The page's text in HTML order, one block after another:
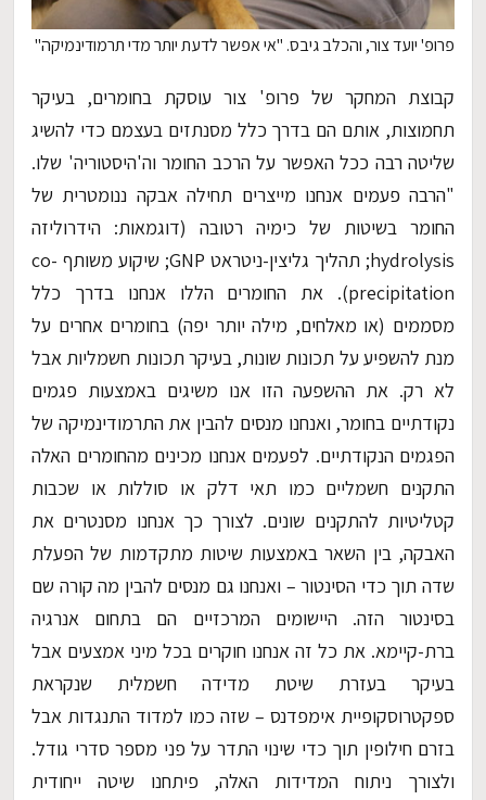
פרופ' יועד צור, והכלב גיבס. "אי אפשר לדעת יותר מדי תרמודינמיקה"
קבוצת המחקר של פרופ' צור עוסקת בחומרים, בעיקר
תחמוצות, אותם הם בדרך כלל מסנתזים בעצמם כדי להשיג
שליטה רבה ככל האפשר על הרכב החומר וה'היסטוריה' שלו.
"הרבה פעמים אנחנו מייצרים תחילה אבקה ננומטרית של
החומר בשיטות של כימיה רטובה (דוגמאות: הידרוליזה
hydrolysis; תהליך גליצין-ניטראט GNP; שיקוע משותף co-
precipitation). את החומרים הללו אנחנו בדרך כלל
מסממים (או מאלחים, מילה יותר יפה) בחומרים אחרים על
מנת להשפיע על תכונות שונות, בעיקר תכונות חשמליות אבל
לא רק. את ההשפעה הזו אנו משיגים באמצעות פגמים
נקודתיים בחומר, ואנחנו מנסים להבין את התרמודינמיקה של
הפגמים הנקודתיים. לפעמים אנחנו מכינים מהחומרים האלה
התקנים חשמליים כמו תאי דלק או סוללות או שכבות
קטליטיות להתקנים שונים. לצורך כך אנחנו מסנטרים את
האבקה, בין השאר באמצעות שיטות מתקדמות של הפעלת
שדה תוך כדי הסינטור – ואנחנו גם מנסים להבין מה קורה שם
בסינטור הזה. היישומים המרכזיים הם בתחום אנרגיה
ברת-קיימא. את כל זה אנחנו חוקרים בכל מיני אמצעים אבל
בעיקר בעזרת שיטת מדידה חשמלית שנקראת
ספקטרוסקופיית אימפדנס – שזה כמו למדוד התנגדות אבל
בזרם חילופין תוך כדי שינוי התדר על פני מספר סדרי גודל.
ולצורך ניתוח המדידות האלה, פיתחנו שיטה ייחודית